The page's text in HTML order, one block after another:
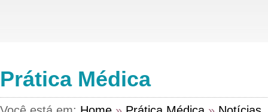
Prática Médica